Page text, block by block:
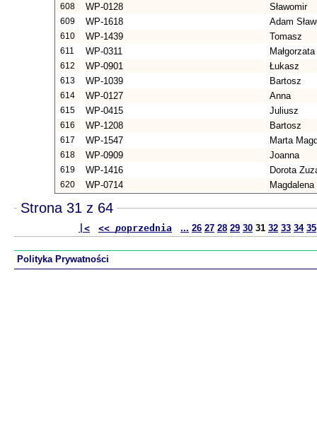
608 WP-0128 Sławomir
609 WP-1618 Adam
610 WP-1439 Tomasz
611 WP-0311 Małgorzata
612 WP-0901 Łukasz
613 WP-1039 Bartosz
614 WP-0127 Anna
615 WP-0415 Juliusz
616 WP-1208 Bartosz
617 WP-1547 Marta
618 WP-0909 Joanna
619 WP-1416 Dorota
620 WP-0714 Magdalena
Strona 31 z 64
|< << poprzednia ... 26 27 28 29 30 31 32 33 34 35
Polityka Prywatności